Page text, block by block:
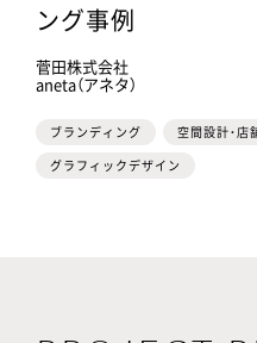
ング事例
菅田株式会社
aneta（アネタ）
ブランディング 空間設計・店
グラフィックデザイン